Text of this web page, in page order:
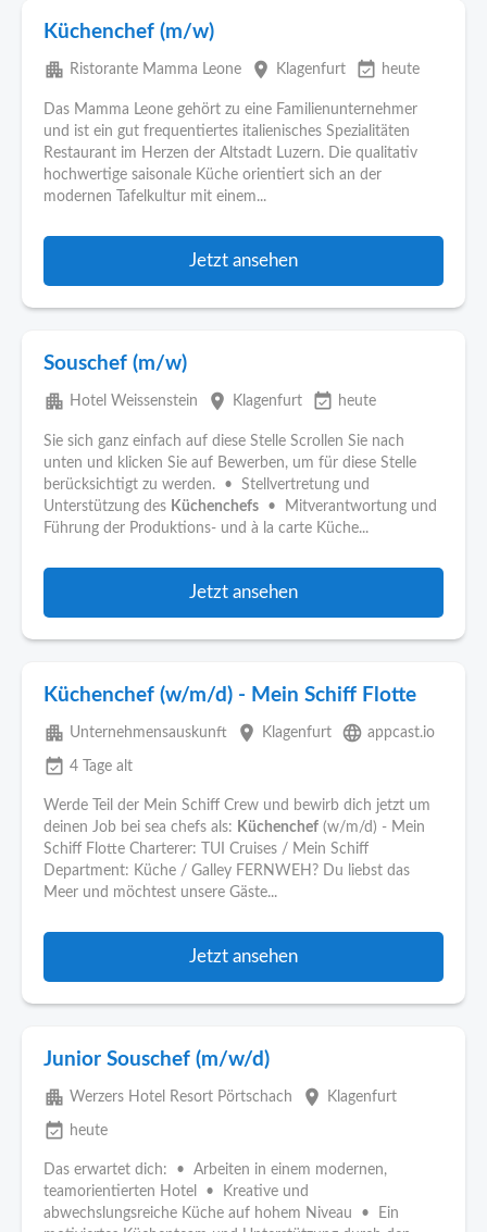
Küchenchef (m/w)
apartment Ristorante Mamma Leone place Klagenfurt event_available heute
Das Mamma Leone gehört zu eine Familienunternehmer
und ist ein gut frequentiertes italienisches Spezialitäten
Restaurant im Herzen der Altstadt Luzern. Die qualitativ
hochwertige saisonale Küche orientiert sich an der
modernen Tafelkultur mit einem...
Jetzt ansehen
Souschef (m/w)
apartment Hotel Weissenstein place Klagenfurt event_available heute
Sie sich ganz einfach auf diese Stelle Scrollen Sie nach
unten und klicken Sie auf Bewerben, um für diese Stelle
berücksichtigt zu werden. • Stellvertretung und
Unterstützung des Küchenchefs • Mitverantwortung und
Führung der Produktions- und à la carte Küche...
Jetzt ansehen
Küchenchef (w/m/d) - Mein Schiff Flotte
apartment Unternehmensauskunft place Klagenfurt language appcast.io
event_available 4 Tage alt
Werde Teil der Mein Schiff Crew und bewirb dich jetzt um
deinen Job bei sea chefs als: Küchenchef (w/m/d) - Mein
Schiff Flotte Charterer: TUI Cruises / Mein Schiff
Department: Küche / Galley FERNWEH? Du liebst das
Meer und möchtest unsere Gäste...
Jetzt ansehen
Junior Souschef (m/w/d)
apartment Werzers Hotel Resort Pörtschach place Klagenfurt
event_available heute
Das erwartet dich: • Arbeiten in einem modernen,
teamorientierten Hotel • Kreative und
abwechslungsreiche Küche auf hohem Niveau • Ein